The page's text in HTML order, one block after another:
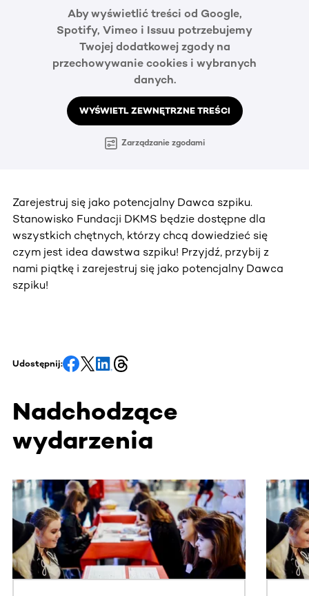
Aby wyświetlić treści od Google,
Spotify, Vimeo i Issuu potrzebujemy
Twojej dodatkowej zgody na
przechowywanie cookies i wybranych
danych.
WYŚWIETL ZEWNĘTRZNE TREŚCI
Zarządzanie zgodami
Zarejestruj się jako potencjalny Dawca szpiku.
Stanowisko Fundacji DKMS będzie dostępne dla
wszystkich chętnych, którzy chcą dowiedzieć się
czym jest idea dawstwa szpiku! Przyjdź, przybij z
nami piątkę i zarejestruj się jako potencjalny Dawca
szpiku!
Udostępnij:
Nadchodzące
wydarzenia
Ta sekcja zawiera treści przewijane w poziomie. Użyj